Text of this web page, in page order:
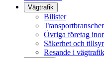
Vägtrafik
Bilister
Övriga företag
Säkerhet och
Resande i vägtrafik